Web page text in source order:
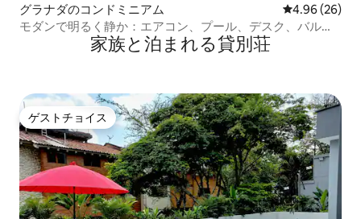
グラナダのコンドミニアム レビュー26
4.96 (26)
モダンで明るく静か：エアコン、プール、デスク、バルコ
家族と泊まれる貸別荘
ゲストチョイス
ゲストチョイス